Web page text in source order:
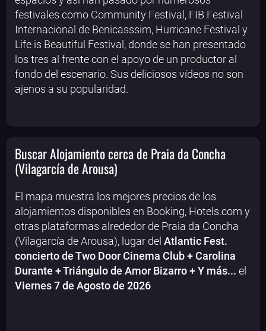
festivales como Community Festival, FIB Festival
Internacional de Benicasssim, Hurricane Festival y
Life is Beautiful Festival, donde se han presentado
los tres al frente con el apoyo de un productor al
fondo del escenario. Sus deliciosos vídeos no son
ajenos a su popularidad.
Buscar Alojamiento cerca de Praia da Concha
(Vilagarcía de Arousa)
El mapa muestra los mejores precios de los
alojamientos disponibles en Booking, Hotels.com y
otras plataformas alrededor de Praia da Concha
(Vilagarcía de Arousa), lugar del Atlantic Fest.
concierto de Two Door Cinema Club + Carolina
Durante + Triángulo de Amor Bizarro + Y más... el
Viernes 7 de Agosto de 2026